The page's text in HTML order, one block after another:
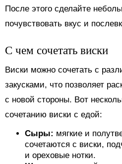
После этого сделайте
почувствовать вкус и
С чем сочетать виски
Виски можно сочетать с
закусками, что позволяет
с новой стороны. Вот
сочетанию виски с едой:
Сыры: мягкие и
сочетаются с виски,
и ореховые нотки.